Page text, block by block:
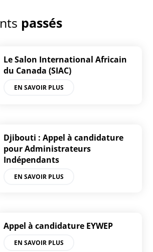
passés
Le Salon International Africain
du Canada (SIAC)
EN SAVOIR PLUS
Djibouti : Appel à candidature
pour Administrateurs
Indépendants
EN SAVOIR PLUS
Appel à candidature EYWEP
EN SAVOIR PLUS